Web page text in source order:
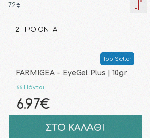
2 ΠΡΟΪΌΝΤΑ
Top Seller
FARMIGEA - EyeGel Plus | 10gr
66 Πόντοι
6.97€
ΣΤΟ ΚΑΛΑΘΙ